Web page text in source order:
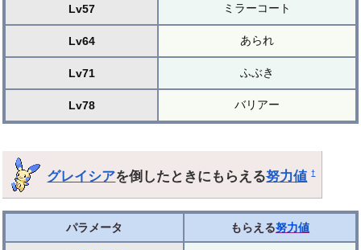
Lv57 ミラーコート
Lv64 あられ
Lv71 ふぶき
Lv78 バリアー
グレイシアを倒したときにもらえる努力値 †
パラメータ もらえる努力値